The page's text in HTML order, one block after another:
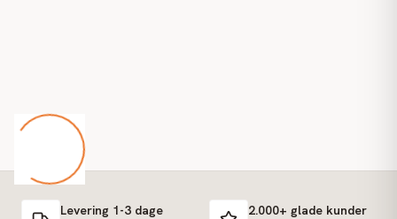
Levering 1-3 dage 2.000+ glade kunder